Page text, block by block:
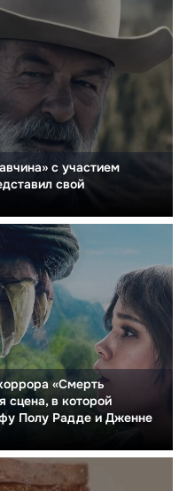
с участием
свой
«Смерть
сцена, в которой
Полу Радде и Дженне